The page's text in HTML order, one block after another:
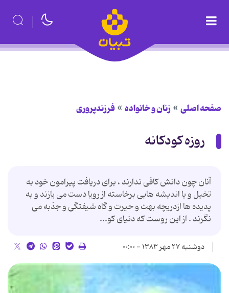
صفحه اصلی زنان و خانواده فرزندپروری
روزه كودكانه
آنان چون دانش كافی ندارند ، برای دریافت پیرامون خود به
تخیل و یا اندیشه هایی برخاسته از رویا دست می یازند و به
پدیده ها ازدریچه بهت و حیرت و گاه شیفتگی و جذبه می
نگرند . از این روست كه دنیای كو...
دوشنبه ۲۷ مهر ۱۳۸۳ - ۰۰:۰۰